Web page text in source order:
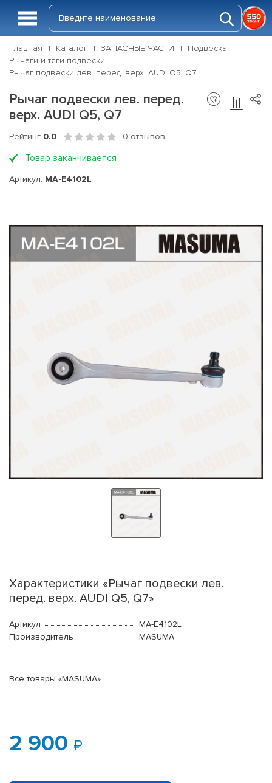
Главная Каталог ЗАПАСНЫЕ ЧАСТИ
Подвеска
Рычаги и тяги подвески
Рычаг подвески лев. перед. верх. AUDI Q5, Q7
Рычаг подвески лев. перед.
верх. AUDI Q5, Q7
Рейтинг 0.0 0 отзывов
Товар заканчивается
Артикул: MA-E4102L
Характеристики «Рычаг подвески лев.
перед. верх. AUDI Q5, Q7»
Артикул
MA-E4102L
Производитель
MASUMA
Все товары «MASUMA»
2 900